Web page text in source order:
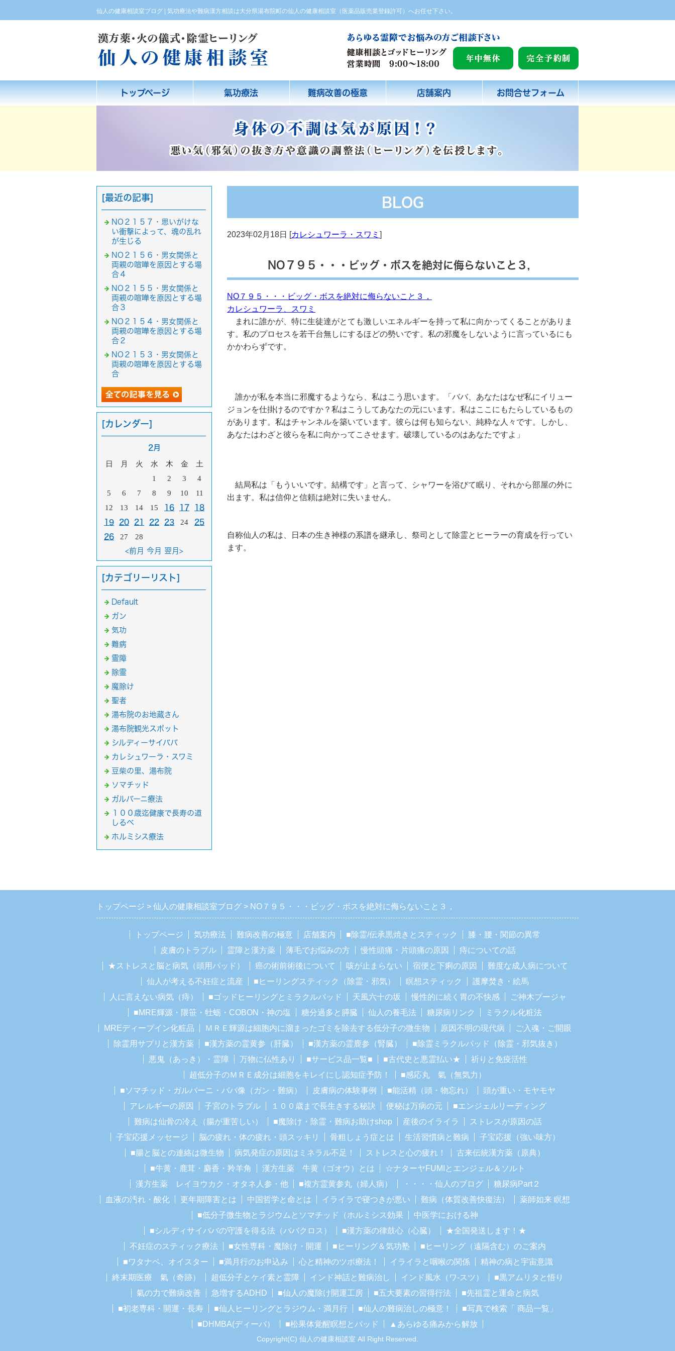
仙人の健康相談室ブログ | 気功療法や難病漢方相談は大分県湯布院町の仙人の健康相談室（医薬品販売業登録許可）へお任せ下さい。
トップページ 氣功療法 難病改善の極意 店舗案内 お問合せフォーム
BLOG
2023年02月18日 [カレシュワーラ・スワミ ]
NO７９５・・・ビッグ・ボスを絶対に侮らないこと３，
NO７９５・・・ビッグ・ボスを絶対に侮らないこと３，
カレシュワーラ、スワミ
まれに誰かが、特に生徒達がとても激しいエネルギーを持って私に向かってくることがありま
す。私のプロセスを若干台無しにするほどの勢いです。私の邪魔をしないように言っているにも
かかわらずです。
誰かが私を本当に邪魔するようなら、私はこう思います。「ババ、あなたはなぜ私にイリュー
ジョンを仕掛けるのですか？私はこうしてあなたの元にいます。私はここにもたらしているもの
があります。私はチャンネルを築いています。彼らは何も知らない、純粋な人々です。しかし、
あなたはわざと彼らを私に向かってこさせます。破壊しているのはあなたですよ」
結局私は「もういいです。結構です」と言って、シャワーを浴びて眠り、それから部屋の外に
出ます。私は信仰と信頼は絶対に失いません。
自称仙人の私は、日本の生き神様の系譜を継承し、祭司として除霊とヒーラーの育成を行ってい
ます。
[最近の記事]
NO２１５７・思いがけな
い衝撃によって、魂の乱れ
が生じる
NO２１５６・男女関係と
両親の喧嘩を原因とする場
合４
NO２１５５・男女関係と
両親の喧嘩を原因とする場
合３
NO２１５４・男女関係と
両親の喧嘩を原因とする場
合２
NO２１５３・男女関係と
両親の喧嘩を原因とする場
合
[カレンダー]
2月
日 月 火 水 木 金
土
1
2 3
4
5
6 7 8 9 10
11
12
13 14 15 16 17
18
19
20 21 22 23 24
25
26
27 28
<前月 今月 翌月>
[カテゴリーリスト]
Default
ガン
気功
難病
霊障
除霊
魔除け
聖者
湯布院のお地蔵さん
湯布院観光スポット
シルディーサイババ
カレシュワーラ・スワミ
豆柴の里、湯布院
ソマチッド
ガルバーニ療法
１００歳迄健康で長寿の道
しるべ
ホルミシス療法
トップページ 仙人の健康相談室ブログ NO７９５・・・ビッグ・ボスを絶対に侮らないこと３，
トップページ 気功療法 難病改善の極意 店舗案内 ■除霊/伝承黒焼きとスティック
膝・腰・関節の異常
皮膚のトラブル
霊障と漢方薬 薄毛でお悩みの方 慢性頭痛・片頭痛の原因
痔についての話
★ストレスと脳と病気（頭用パッド）
癌の術前術後について 咳が止まらない 宿便と下痢の原因
難度な成人病について
仙人が考える不妊症と流産
■ヒーリングスティック（除霊・邪気） 瞑想スティック
護摩焚き・絵馬
人に言えない病気（痔）
■ゴッドヒーリングとミラクルパッド 天風六十の坂 慢性的に続く胃の不快感
ご神木プージャ
■MRE輝源・隈笹・牡蛎・COBON・神の塩
糖分過多と膵臓 仙人の養毛法 糖尿病リンク
ミラクル化粧法
MREディープイン化粧品
ＭＲＥ輝源は細胞内に溜まったゴミを除去する低分子の微生物 原因不明の現代病
ご入魂・ご開眼
除霊用サプリと漢方薬
■漢方薬の霊黄参（肝臓） ■漢方薬の霊鹿参（腎臓）
■除霊ミラクルパッド（除霊・邪気抜き）
悪鬼（あっき）・霊障
万物に仏性あり ■サービス品一覧■ ■古代史と悪霊払い★
祈りと免疫活性
超低分子のＭＲＥ成分は細胞をキレイにし認知症予防！
■感応丸 氣（無気力）
■ソマチッド・ガルバーニ・ババ像（ガン・難病）
皮膚病の体験事例 ■能活精（頭・物忘れ）
頭が重い・モヤモヤ
アレルギーの原因
子宮のトラブル １００歳まで長生きする秘訣 便秘は万病の元
■エンジェルリーディング
難病は仙骨の冷え（腸が重苦しい）
■魔除け・除霊・難病お助けshop 産後のイライラ
ストレスが原因の話
子宝応援メッセージ
脳の疲れ・体の疲れ・頭スッキリ 骨粗しょう症とは 生活習慣病と難病
子宝応援（強い味方）
■腸と脳との連絡は微生物
病気発症の原因はミネラル不足！ ストレスと心の疲れ！
古来伝統漢方薬（原典）
■牛黄・鹿茸・麝香・羚羊角
漢方生薬 牛黄（ゴオウ）とは
☆ナターヤFUMIとエンジェル＆ソルト
漢方生薬 レイヨウカク・オタネ人参・他
■複方霊黄参丸（婦人病） ・・・・仙人のブログ
糖尿病Part２
血液の汚れ・酸化
更年期障害とは 中国哲学と命とは イライラで寝つきが悪い 難病（体質改善快復法）
薬師如来 瞑想
■低分子微生物とラジウムとソマチッド（ホルミシス効果
中医学における神
■シルディサイババの守護を得る法（ババクロス）
■漢方薬の律鼓心（心臓）
★全国発送します！★
不妊症のスティック療法
■女性専科・魔除け・開運 ■ヒーリング＆気功塾
■ヒーリング（遠隔含む）のご案内
■ワタナベ、オイスター
■満月行のお申込み 心と精神のツボ療法！ イライラと咽喉の関係
精神の病と宇宙意識
終末期医療 氣（奇跡）
超低分子とケイ素と霊障 インド神話と難病治し インド風水（ワ-スツ）
■黒アムリタと悟り
氣の力で難病改善
急増するADHD ■仙人の魔除け開運工房 ■五大要素の習得行法
■先祖霊と運命と病気
■初老専科・開運・長寿
■仙人ヒーリングとラジウム・満月行 ■仙人の難病治しの極意！
■写真で検索「 商品一覧」
■DHMBA(ディーバ）
■松果体覚醒瞑想とパッド ▲あらゆる痛みから解放
Copyright(C) 仙人の健康相談室 All Right Reserved.